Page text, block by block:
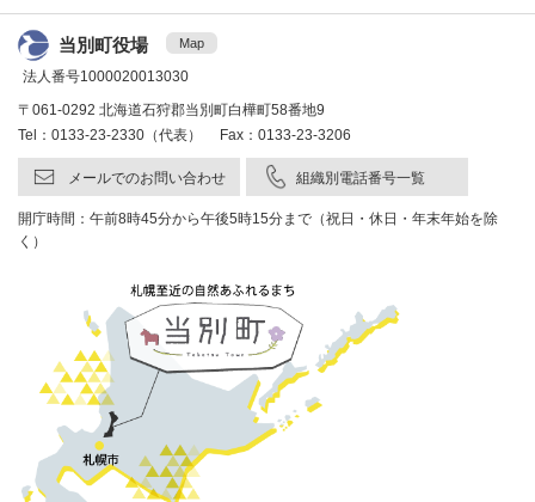
当別町役場 Map
法人番号1000020013030
〒061-0292 北海道石狩郡当別町白樺町58番地9
Tel：0133-23-2330（代表） Fax：0133-23-3206
メールでのお問い合わせ 組織別電話番号一覧
開庁時間：午前8時45分から午後5時15分まで（祝日・休日・年末年始を除
く）